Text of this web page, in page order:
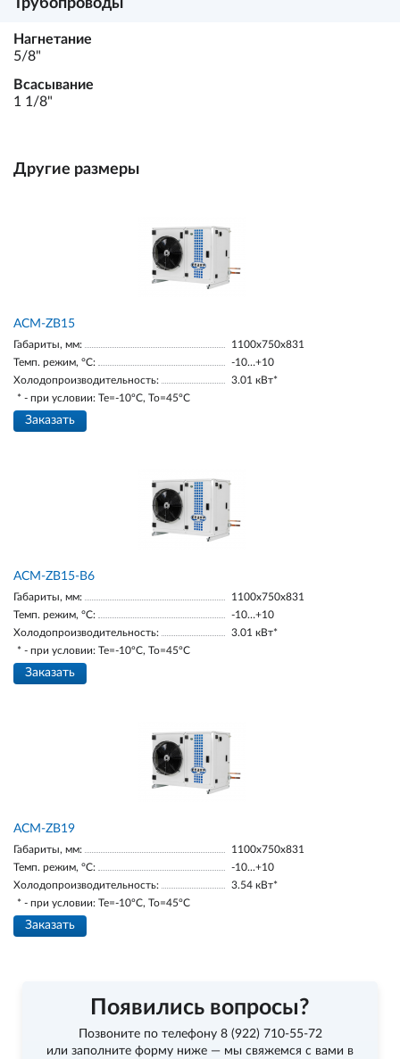
Трубопроводы
Нагнетание
5/8"
Всасывание
1 1/8"
Другие размеры
ACM-ZB15
Габариты, мм:
1100х750х831
Темп. режим, °С:
-10…+10
Холодопроизводительность:
3.01 кВт*
* - при условии: Te=-10ºC, To=45ºC
Заказать
ACM-ZB15-В6
Габариты, мм:
1100х750х831
Темп. режим, °С:
-10…+10
Холодопроизводительность:
3.01 кВт*
* - при условии: Te=-10ºC, To=45ºC
Заказать
ACM-ZB19
Габариты, мм:
1100х750х831
Темп. режим, °С:
-10...+10
Холодопроизводительность:
3.54 кВт*
* - при условии: Te=-10ºC, To=45ºC
Заказать
Появились вопросы?
Позвоните по телефону 8 (922) 710-55-72
или заполните форму ниже — мы свяжемся с вами в